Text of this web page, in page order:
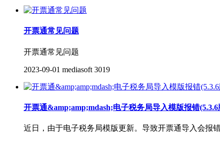
开票通常见问题
开票通常见问题
2023-09-01 mediasoft 3019
开票通&amp;amp;mdash;电子税务局导入模版报错(5.3.6
近日，由于电子税务局模版更新。导致开票通导入会报